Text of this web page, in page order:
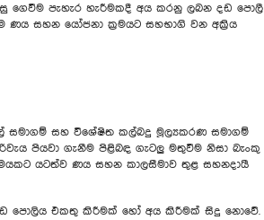
ගෙවීම පැහැර හැරීමකදී අය කරනු ලබන දඩ පොලී
සහන යෝජනා ක්‍රමයට සහභාගි වන අක්‍රිය
සමාගම් සහ විශේෂිත කල්බදු මූල්‍යකරණ සමාගම්
පියවා ගැනීම පිළිබඳ ගැටලු මතුවීම නිසා බැංකු
යටත්ව ණය සහන කාලසීමාව තුළ සහනදායී
පොලිය එකතු කිරීමක් හෝ අය කිරීමක් සිදු නොවේ.